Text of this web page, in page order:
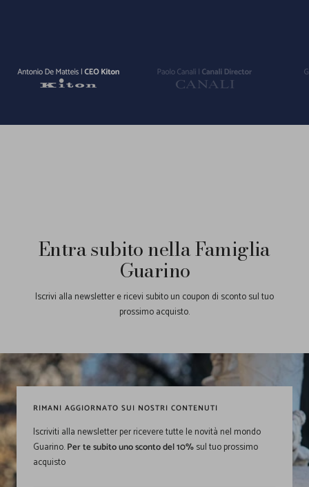
Vai
Vai
Entra subito nella Famiglia
Guarino
Iscrivi alla newsletter e ricevi subito un coupon di sconto sul tuo
prossimo acquisto.
RIMANI AGGIORNATO SUI NOSTRI CONTENUTI
Iscriviti alla newsletter per ricevere tutte le novità nel mondo
Guarino.Per te subito uno sconto del 10%sul tuo prossimo
acquisto